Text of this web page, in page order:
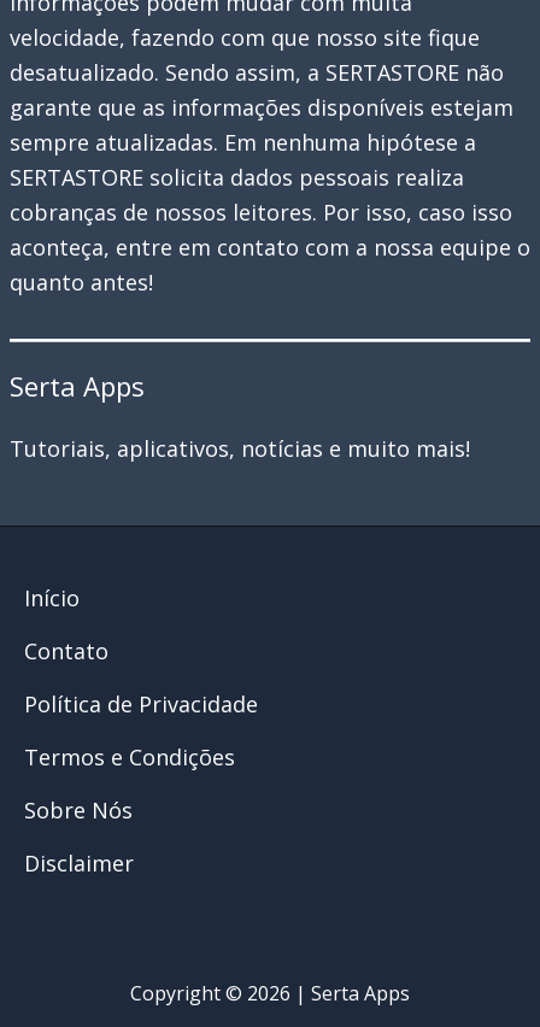
velocidade, fazendo com que nosso site fique
desatualizado. Sendo assim, a SERTASTORE não
garante que as informações disponíveis estejam
sempre atualizadas. Em nenhuma hipótese a
SERTASTORE solicita dados pessoais realiza
cobranças de nossos leitores. Por isso, caso isso
aconteça, entre em contato com a nossa equipe o
quanto antes!
Serta Apps
Tutoriais, aplicativos, notícias e muito mais!
Início
Contato
Política de Privacidade
Termos e Condições
Sobre Nós
Disclaimer
Copyright © 2026 | Serta Apps